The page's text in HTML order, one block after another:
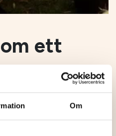
Om
ett
Visit Umeås kalender
evenemang.
så vill vi få din hjälp med